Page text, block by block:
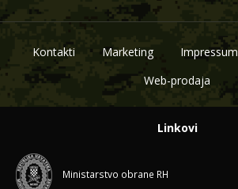
Kontakti Marketing Impressum
Web-prodaja
Linkovi
Ministarstvo obrane RH